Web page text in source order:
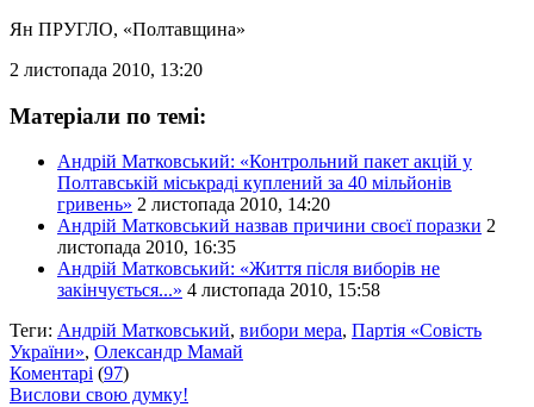
Ян ПРУГЛО, «Полтавщина»
2 листопада 2010, 13:20
Матеріали по темі:
Андрій Матковський: «Контрольний пакет акцій у
Полтавській міськраді куплений за 40 мільйонів
гривень» 2 листопада 2010, 14:20
Андрій Матковський назвав причини своєї поразки 2
листопада 2010, 16:35
Андрій Матковський: «Життя після виборів не
закінчується...» 4 листопада 2010, 15:58
Теги: Андрій Матковський, вибори мера, Партія «Совість
України», Олександр Мамай
Коментарі (97)
Вислови свою думку!